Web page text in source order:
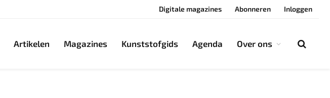
Digitale magazines Abonneren Inloggen
Artikelen Magazines Kunststofgids Agenda Over ons